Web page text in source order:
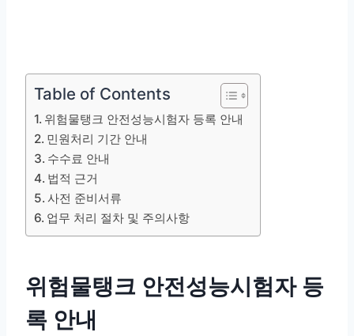
Table of Contents
위험물탱크 안전성능시험자 등록 안내
민원처리 기간 안내
수수료 안내
법적 근거
사전 준비서류
업무 처리 절차 및 주의사항
위험물탱크 안전성능시험자 등
록 안내